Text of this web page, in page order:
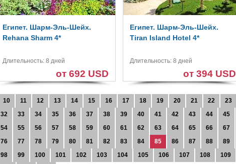
Египет. Шарм-Эль-Шейх.
Rehana Sharm 4*
Длительность: 8 дней
от 692 USD
Египет. Шарм-Эль-Шейх.
Tiran Island Hotel 4*
Длительность: 8 дней
от 394 USD
10 11 12 13 14 15 16 17 18 19 20 21 22 23
32 33 34 35 36 37 38 39 40 41 42 43 44 45
54 55 56 57 58 59 60 61 62 63 64 65 66 67
76 77 78 79 80 81 82 83 84 85 86 87 88 89
98 99 100 101 102 103 104 105 106 107 108
109